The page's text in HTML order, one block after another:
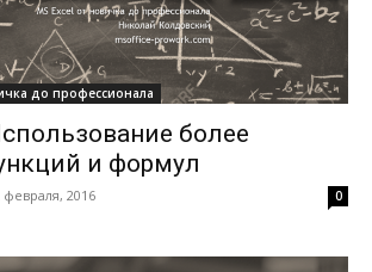
до профессионала
более
и формул
февраля, 2016 0